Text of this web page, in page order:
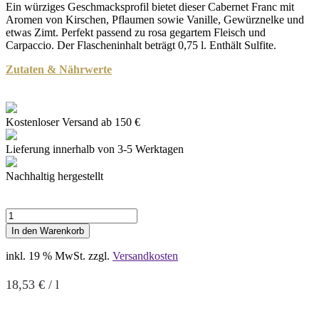
Ein würziges Geschmacksprofil bietet dieser Cabernet Franc mit
Aromen von Kirschen, Pflaumen sowie Vanille, Gewürznelke und
etwas Zimt. Perfekt passend zu rosa gegartem Fleisch und
Carpaccio. Der Flascheninhalt beträgt 0,75 l. Enthält Sulfite.
Zutaten & Nährwerte
Kostenloser Versand ab 150 €
Lieferung innerhalb von 3-5 Werktagen
Nachhaltig hergestellt
Cabernet
Franc
**
trocken,
Menge
In den Warenkorb
inkl. 19 % MwSt. zzgl. Versandkosten
18,53 € / l